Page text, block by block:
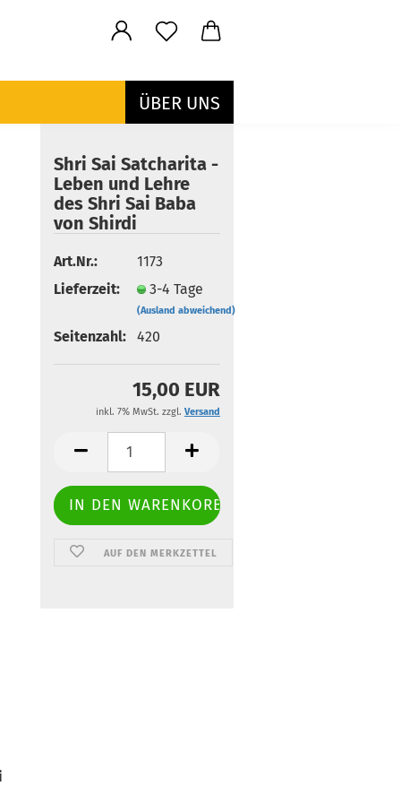
ÜBER UNS
Shri Sai Satcharita -
Leben und Lehre
des Shri Sai Baba
von Shirdi
Art.Nr.:
1173
Lieferzeit:
3-4 Tage
(Ausland abweichend)
Seitenzahl: 420
15,00 EUR
inkl. 7% MwSt. zzgl. Versand
AUF DEN MERKZETTEL